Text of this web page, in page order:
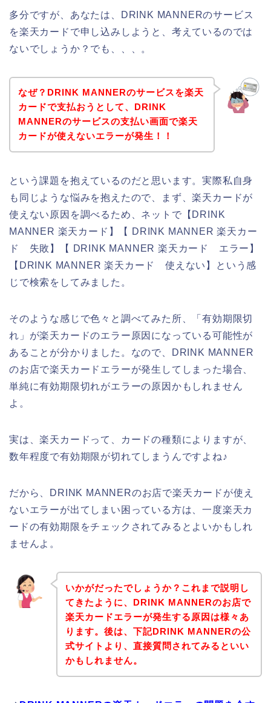
多分ですが、あなたは、DRINK MANNERのサービス
を楽天カードで申し込みしようと、考えているのでは
ないでしょうか？でも、、、。
なぜ？DRINK MANNERのサービスを楽天
カードで支払おうとして、DRINK
MANNERのサービスの支払い画面で楽天
カードが使えないエラーが発生！！
という課題を抱えているのだと思います。実際私自身
も同じような悩みを抱えたので、まず、楽天カードが
使えない原因を調べるため、ネットで【DRINK
MANNER 楽天カード】【 DRINK MANNER 楽天カー
ド 失敗】【 DRINK MANNER 楽天カード エラー】
【DRINK MANNER 楽天カード 使えない】という感
じで検索をしてみました。
そのような感じで色々と調べてみた所、「有効期限切
れ」が楽天カードのエラー原因になっている可能性が
あることが分かりました。なので、DRINK MANNER
のお店で楽天カードエラーが発生してしまった場合、
単純に有効期限切れがエラーの原因かもしれません
よ。
実は、楽天カードって、カードの種類によりますが、
数年程度で有効期限が切れてしまうんですよね♪
だから、DRINK MANNERのお店で楽天カードが使え
ないエラーが出てしまい困っている方は、一度楽天カ
ードの有効期限をチェックされてみるとよいかもしれ
ませんよ。
いかがだったでしょうか？これまで説明し
てきたように、DRINK MANNERのお店で
楽天カードエラーが発生する原因は様々あ
ります。後は、下記DRINK MANNERの公
式サイトより、直接質問されてみるといい
かもしれません。